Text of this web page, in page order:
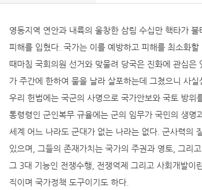
영동지역 연안과 내륙의 울창한 삼림 수십만 핵타가
피해를 입혔다. 국가는 이를 예방하고 피해를 최소화
때마침 국회의원 선거와 맞물려 당국은 진화에 관심
가 주간에 한하여 물을 날라 살포하는데 그쳤으니 사
우리 헌법에는 국군의 사명으로 국가안보와 국토 방위
통령령인 군인복무 규율에는 군의 임무가 국민의 생명
세계 어느 나라도 군대가 없는 나라는 없다. 군사력의
있으며, 그들의 존재가치는 국가의 주권과 영토, 그리
그 3대 기능인 전쟁수행, 전쟁억제 그리고 사회개발이
직이며 국가정책 도구이기도 하다.